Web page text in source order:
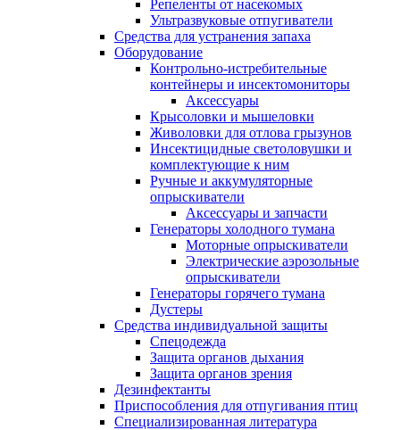
Репеленты от насекомых
Ультразвуковые отпугиватели
Средства для устранения запаха
Оборудование
Контрольно-истребительные
контейнеры и инсектомониторы
Аксессуары
Крысоловки и мышеловки
Живоловки для отлова грызунов
Инсектицидные светоловушки и
комплектующие к ним
Ручные и аккумуляторные
опрыскиватели
Аксессуары и запчасти
Генераторы холодного тумана
Моторные опрыскиватели
Электрические аэрозольные
опрыскиватели
Генераторы горячего тумана
Дустеры
Средства индивидуальной защиты
Спецодежда
Защита органов дыхания
Защита органов зрения
Дезинфектанты
Приспособления для отпугивания птиц
Специализированная литература